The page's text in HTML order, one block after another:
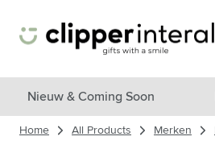
Sla menu over
Bekijk alle producten
Nieuw & Uitgelicht
Nieuw & Coming Soon
Home All Products Merken